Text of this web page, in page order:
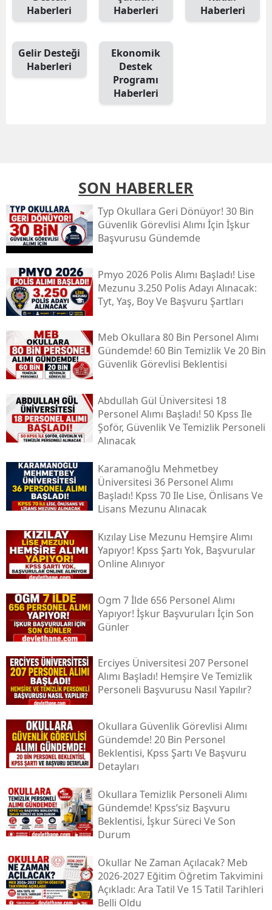
Haberleri
Haberleri
Haberleri
Gelir Desteği
Haberleri
Ekonomik
Destek
Programı
Haberleri
SON HABERLER
Typ Okullara Geri Dönüyor! 30 Bin
Güvenlik Görevlisi Alımı İçin İşkur
Başvurusu Gündemde
Pmyo 2026 Polis Alımı Başladı! Lise
Mezunu 3.250 Polis Adayı Alınacak:
Tyt, Yaş, Boy Ve Başvuru Şartları
Meb Okullara 80 Bin Personel Alımı
Gündemde! 60 Bin Temizlik Ve 20 Bin
Güvenlik Görevlisi Beklentisi
Abdullah Gül Üniversitesi 18
Personel Alımı Başladı! 50 Kpss Ile
Şoför, Güvenlik Ve Temizlik Personeli
Alınacak
Karamanoğlu Mehmetbey
Üniversitesi 36 Personel Alımı
Başladı! Kpss 70 Ile Lise, Önlisans Ve
Lisans Mezunu Alınacak
Kızılay Lise Mezunu Hemşire Alımı
Yapıyor! Kpss Şartı Yok, Başvurular
Online Alınıyor
Ogm 7 İlde 656 Personel Alımı
Yapıyor! İşkur Başvuruları İçin Son
Günler
Erciyes Üniversitesi 207 Personel
Alımı Başladı! Hemşire Ve Temizlik
Personeli Başvurusu Nasıl Yapılır?
Okullara Güvenlik Görevlisi Alımı
Gündemde! 20 Bin Personel
Beklentisi, Kpss Şartı Ve Başvuru
Detayları
Okullara Temizlik Personeli Alımı
Gündemde! Kpss’siz Başvuru
Beklentisi, İşkur Süreci Ve Son
Durum
Okullar Ne Zaman Açılacak? Meb
2026-2027 Eğitim Öğretim Takvimini
Açıkladı: Ara Tatil Ve 15 Tatil Tarihleri
Belli Oldu